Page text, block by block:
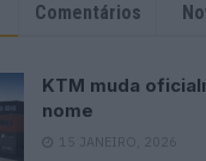
Comentários
KTM muda
nome
15 JANEIRO, 2026